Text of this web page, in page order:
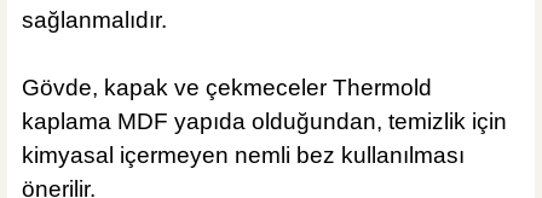
sağlanmalıdır.
Gövde, kapak ve çekmeceler Thermold
kaplama MDF yapıda olduğundan, temizlik için
kimyasal içermeyen nemli bez kullanılması
önerilir.